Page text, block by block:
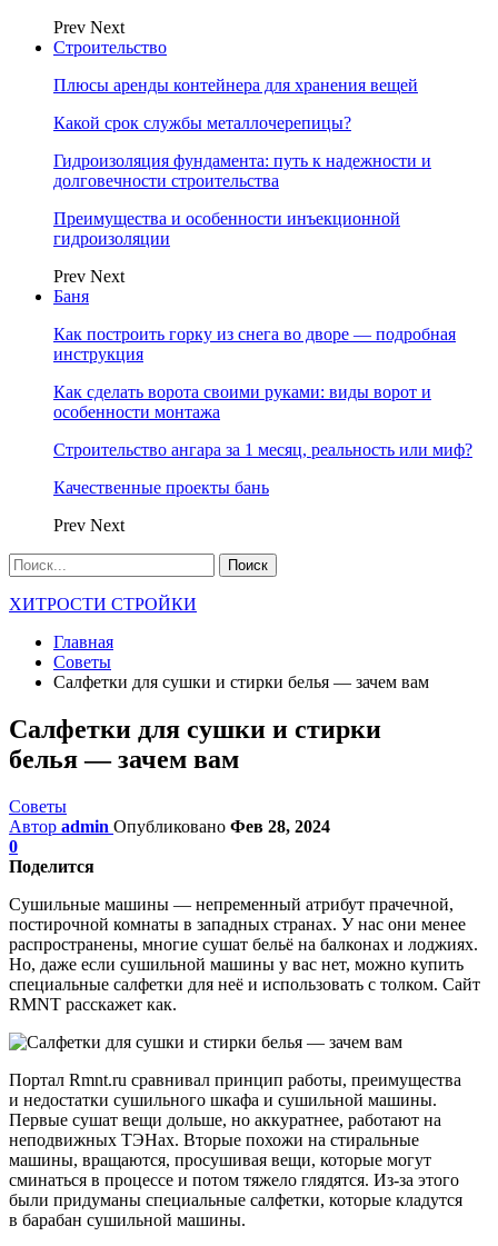
Prev Next
Строительство
Плюсы аренды контейнера для хранения вещей
Какой срок службы металлочерепицы?
Гидроизоляция фундамента: путь к надежности и
долговечности строительства
Преимущества и особенности инъекционной
гидроизоляции
Prev Next
Баня
Как построить горку из снега во дворе — подробная
инструкция
Как сделать ворота своими руками: виды ворот и
особенности монтажа
Строительство ангара за 1 месяц, реальность или миф?
Качественные проекты бань
Prev Next
ХИТРОСТИ СТРОЙКИ
Главная
Советы
Салфетки для сушки и стирки белья — зачем вам
Салфетки для сушки и стирки
белья — зачем вам
Советы
Автор admin Опубликовано Фев 28, 2024
0
Поделится
Сушильные машины — непременный атрибут прачечной,
постирочной комнаты в западных странах. У нас они менее
распространены, многие сушат бельё на балконах и лоджиях.
Но, даже если сушильной машины у вас нет, можно купить
специальные салфетки для неё и использовать с толком. Сайт
RMNT расскажет как.
Портал Rmnt.ru сравнивал принцип работы, преимущества
и недостатки сушильного шкафа и сушильной машины.
Первые сушат вещи дольше, но аккуратнее, работают на
неподвижных ТЭНах. Вторые похожи на стиральные
машины, вращаются, просушивая вещи, которые могут
сминаться в процессе и потом тяжело глядятся. Из-за этого
были придуманы специальные салфетки, которые кладутся
в барабан сушильной машины.